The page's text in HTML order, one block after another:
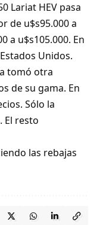
Lariat HEV pasa
de u$s95.000 a
a u$s105.000. En
Unidos.
tomó otra
de su gama. En
Sólo la
El resto
las rebajas